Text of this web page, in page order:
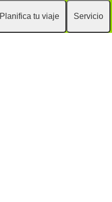
Planifica tu viaje Servicio